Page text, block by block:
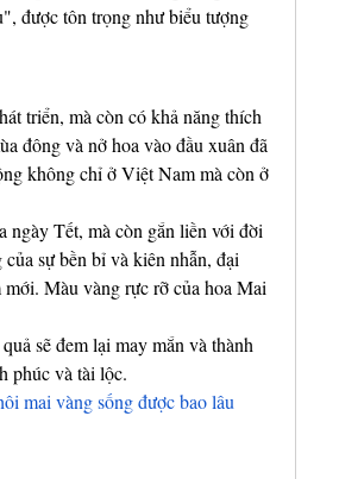
được tôn trọng như biểu tượng
triển, mà còn có khả năng thích
đông và nở hoa vào đầu xuân đã
không chỉ ở Việt Nam mà còn ở
Tết, mà còn gắn liền với đời
sự bền bỉ và kiên nhẫn, đại
Màu vàng rực rỡ của hoa Mai
sẽ đem lại may mắn và thành
phúc và tài lộc.
mai vàng sống được bao lâu